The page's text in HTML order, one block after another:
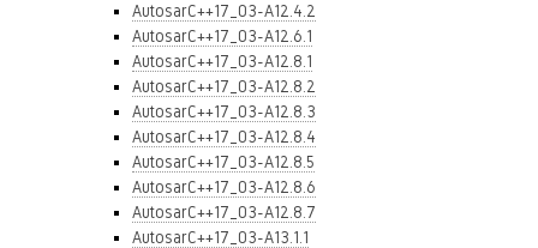
AutosarC++17_03-A12.4.2
AutosarC++17_03-A12.6.1
AutosarC++17_03-A12.8.1
AutosarC++17_03-A12.8.2
AutosarC++17_03-A12.8.3
AutosarC++17_03-A12.8.4
AutosarC++17_03-A12.8.5
AutosarC++17_03-A12.8.6
AutosarC++17_03-A12.8.7
AutosarC++17_03-A13.1.1